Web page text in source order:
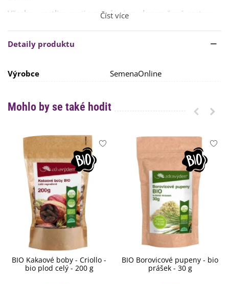
Všechny rostliny
mají pro svůj výsev doporučený postup
Každý druh semen
produktupodrobný návod
Číst více
Detaily produktu
Výrobce SemenaOnline
Mohlo by se také hodit
BIO Kakaové boby - Criollo -
bio plod celý - 200 g
BIO Borovicové pupeny - bio
prášek - 30 g